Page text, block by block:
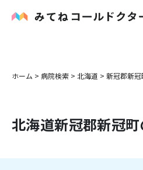
内科
花粉症
ホーム > 病院検索 > 北海道 > 新冠郡新冠
北海道新冠郡新冠町